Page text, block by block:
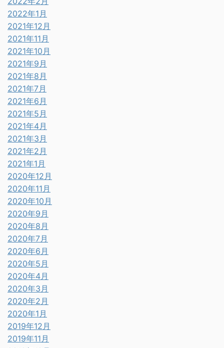
2022年1月
2021年12月
2021年11月
2021年10月
2021年9月
2021年8月
2021年7月
2021年6月
2021年5月
2021年4月
2021年3月
2021年2月
2021年1月
2020年12月
2020年11月
2020年10月
2020年9月
2020年8月
2020年7月
2020年6月
2020年5月
2020年4月
2020年3月
2020年2月
2020年1月
2019年12月
2019年11月